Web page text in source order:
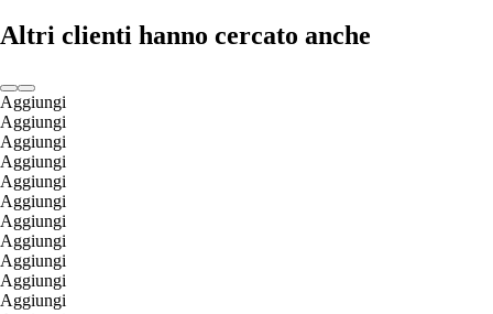
Altri clienti hanno cercato anche
Aggiungi
Aggiungi
Aggiungi
Aggiungi
Aggiungi
Aggiungi
Aggiungi
Aggiungi
Aggiungi
Aggiungi
Aggiungi